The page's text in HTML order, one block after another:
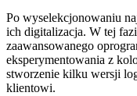
Po wyselekcjonowaniu
ich digitalizacja. W tej
zaawansowanego
eksperymentowania z
stworzenie kilku wersji
klientowi.